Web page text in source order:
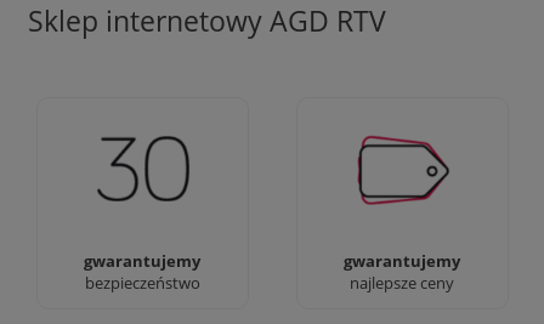
Sklep internetowy AGD RTV
gwarantujemy
bezpieczeństwo
Jesteśmy firmą z 30-
gwarantujemy
najlepsze ceny
Ciężko pracujemy aby
zapewnić najlepsze